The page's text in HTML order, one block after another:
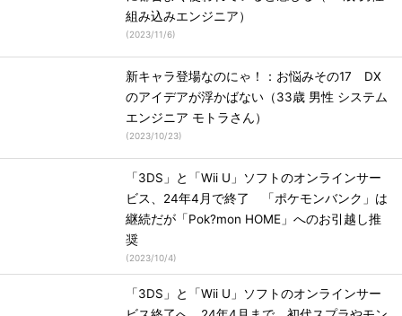
組み込みエンジニア）
(2023/11/6)
新キャラ登場なのにゃ！：お悩みその17 DX
のアイデアが浮かばない（33歳 男性 システム
エンジニア モトラさん）
(2023/10/23)
「3DS」と「Wii U」ソフトのオンラインサー
ビス、24年4月で終了 「ポケモンバンク」は
継続だが「Pok?mon HOME」へのお引越し推
奨
(2023/10/4)
「3DS」と「Wii U」ソフトのオンラインサー